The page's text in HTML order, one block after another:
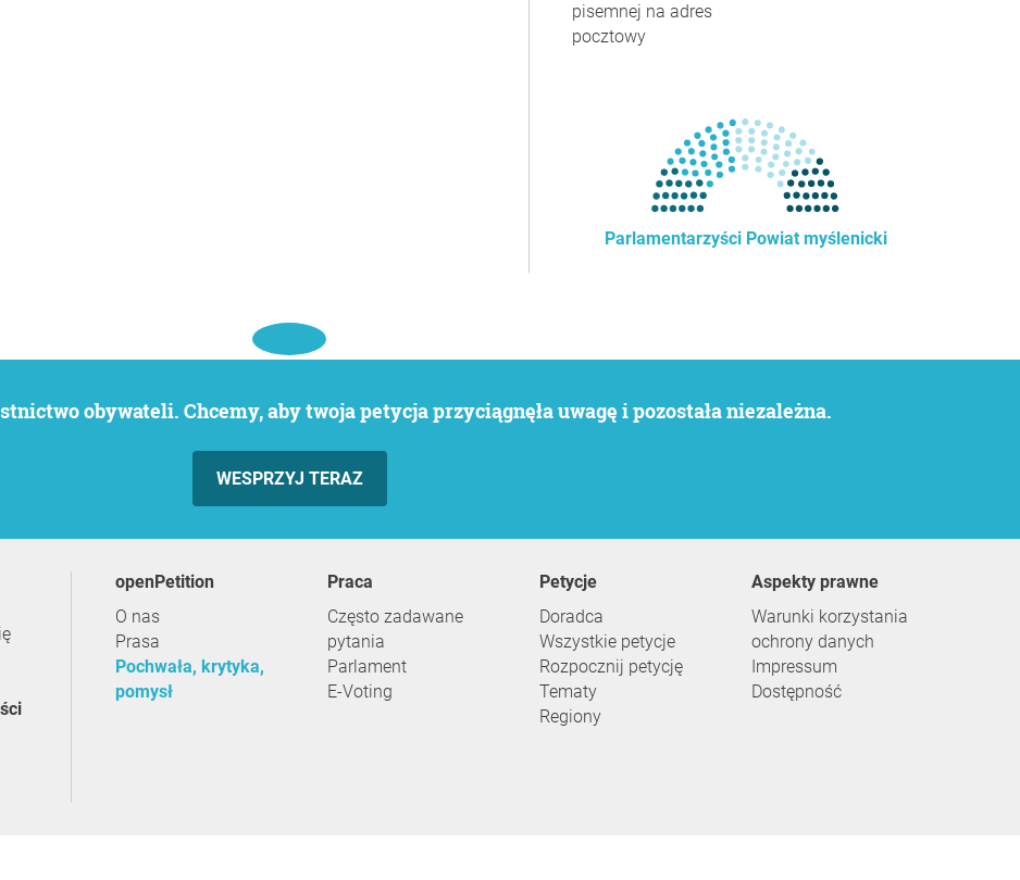
pisemnej na adres
pocztowy
Parlamentarzyści Powiat myślenicki
obywateli. Chcemy, aby twoja petycja przyciągnęła uwagę i pozostała niezależna.
WESPRZYJ TERAZ
openPetition
O nas
Prasa
Pochwała, krytyka,
pomysł
praca
Często zadawane
pytania
Parlament
E-Voting
Petycje
Doradca
Wszystkie petycje
Rozpocznij petycję
Tematy
Regiony
Aspekty prawne
Warunki korzystania
ochrony danych
Impressum
Dostępność